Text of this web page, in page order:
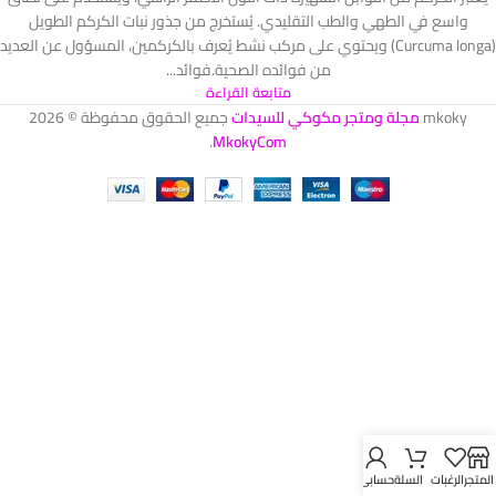
واسع في الطهي والطب التقليدي. يُستخرج من جذور نبات الكركم الطويل
(Curcuma longa) ويحتوي على مركب نشط يُعرف بالكركمين، المسؤول عن العديد
من فوائده الصحية.​ فوائد...
متابعة القراءة
mkokyمجلة ومتجر مكوكي للسيداتجميع الحقوق محفوظة © 2026
MkokyCom
.
المتجرالرغبات السلةحسابي